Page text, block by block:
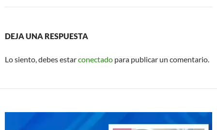
DEJA UNA RESPUESTA
Lo siento, debes estarconectado para publicar un comentario.